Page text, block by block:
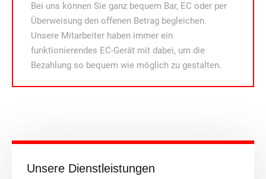
Unsere Dienstleistungen
Bei uns können Sie ganz bequem Bar, EC oder per
Überweisung den offenen Betrag begleichen.
Unsere Mitarbeiter haben immer ein
funktionierendes EC-Gerät mit dabei, um die
Bezahlung so bequem wie möglich zu gestalten.